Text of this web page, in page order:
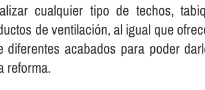
cualquier tipo de techos,
de ventilación, al igual que
acabados para poder
reforma.